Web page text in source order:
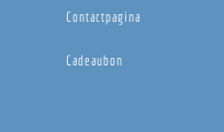
Contactpagina
Cadeaubon